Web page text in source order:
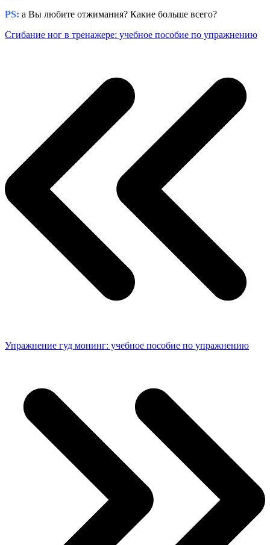
PS: а Вы любите отжимания? Какие больше всего?
Сгибание ног в тренажере: учебное пособие по упражнению
Упражнение гуд монинг: учебное пособие по упражнению